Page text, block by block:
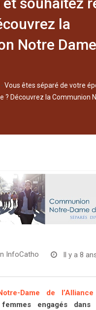
la
Notre
-Vous êtes séparé de votre
? Découvrez la Communion
InfoCatho Il y a 8
Dame de l’Alliance
engagés dans